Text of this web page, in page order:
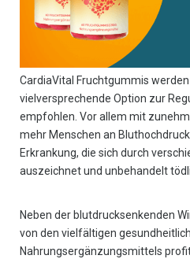
CardiaVital Fruchtgummis
vielversprechende Option zur
empfohlen. Vor allem mit
mehr Menschen an
Erkrankung, die sich durch
auszeichnet und unbehandelt
Neben der blutdrucksenkenden
von den vielfältigen
Nahrungsergänzungsmittels